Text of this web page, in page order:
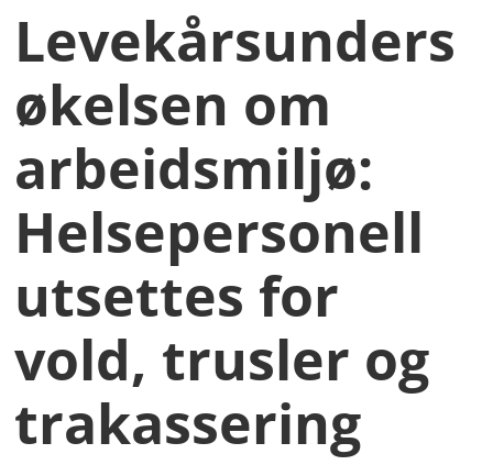
Levekårsunders
økelsen om
arbeidsmiljø:
Helsepersonell
utsettes for
vold, trusler og
trakassering